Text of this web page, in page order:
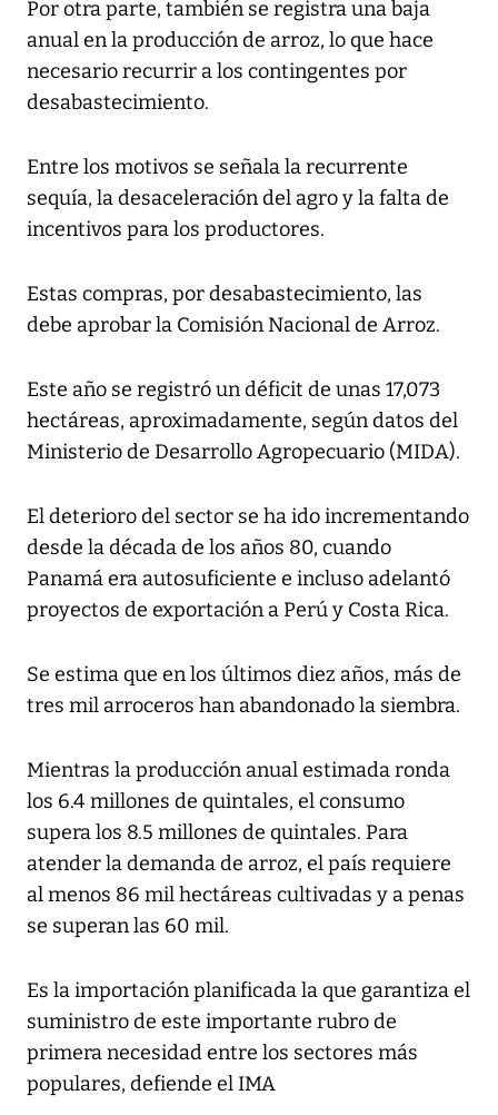
Por otra parte, también se registra una baja
anual en la producción de arroz, lo que hace
necesario recurrir a los contingentes por
desabastecimiento.
Entre los motivos se señala la recurrente
sequía, la desaceleración del agro y la falta de
incentivos para los productores.
Estas compras, por desabastecimiento, las
debe aprobar la Comisión Nacional de Arroz.
Este año se registró un déficit de unas 17,073
hectáreas, aproximadamente, según datos del
Ministerio de Desarrollo Agropecuario (MIDA).
El deterioro del sector se ha ido incrementando
desde la década de los años 80, cuando
Panamá era autosuficiente e incluso adelantó
proyectos de exportación a Perú y Costa Rica.
Se estima que en los últimos diez años, más de
tres mil arroceros han abandonado la siembra.
Mientras la producción anual estimada ronda
los 6.4 millones de quintales, el consumo
supera los 8.5 millones de quintales. Para
atender la demanda de arroz, el país requiere
al menos 86 mil hectáreas cultivadas y a penas
se superan las 60 mil.
Es la importación planificada la que garantiza el
suministro de este importante rubro de
primera necesidad entre los sectores más
populares, defiende el IMA